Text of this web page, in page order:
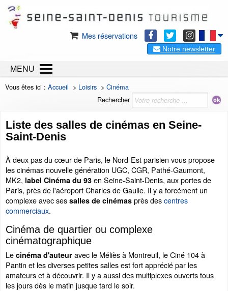
Mes réservations
Notre newsletter
MENU
Vous êtes ici : Accueil > Loisirs > Cinéma
Rechercher
Liste des salles de cinémas en Seine-
Saint-Denis
À deux pas du cœur de Paris, le Nord-Est parisien vous propose
les cinémas nouvelle génération UGC, CGR, Pathé-Gaumont,
MK2, label Cinéma du 93 en Seine-Saint-Denis, aux portes de
Paris, près de l'aéroport Charles de Gaulle. Il y a forcément un
complexe avec ses salles de cinémas près descentres
commerciaux.
Cinéma de quartier ou complexe
cinématographique
Le cinéma d'auteur avec le Méliès à Montreuil, le Ciné 104 à
Pantin et les diverses petites salles est fort apprécié par les
amateurs et à découvrir. Il y a aussi des multiplexes ouverts tous
les jours dès le matin jusque tard le soir.